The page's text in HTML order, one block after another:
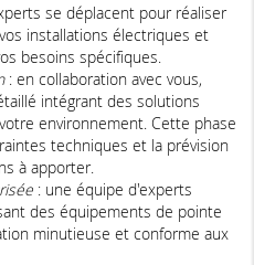
se déplacent pour réaliser
installations électriques et
besoins spécifiques.
: en collaboration avec vous,
intégrant des solutions
environnement. Cette phase
techniques et la prévision
à apporter.
: une équipe d'experts
des équipements de pointe
minutieuse et conforme aux